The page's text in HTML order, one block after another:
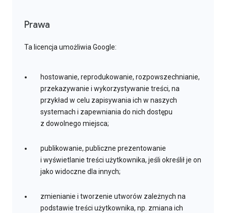
Prawa
Ta licencja umożliwia Google:
hostowanie, reprodukowanie, rozpowszechnianie,
przekazywanie i wykorzystywanie treści, na
przykład w celu zapisywania ich w naszych
systemach i zapewniania do nich dostępu
z dowolnego miejsca;
publikowanie, publiczne prezentowanie
i wyświetlanie treści użytkownika, jeśli określił je on
jako widoczne dla innych;
zmienianie i tworzenie utworów zależnych na
podstawie treści użytkownika, np. zmiana ich